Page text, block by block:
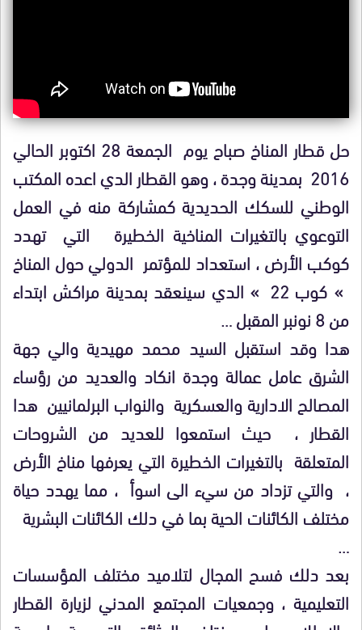
حل قطار المناخ صباح يوم الجمعة 28 اكتوبر الحالي
2016 بمدينة وجدة ، وهو القطار الدي اعده المكتب
الوطني للسكك الحديدية كمشاركة منه في العمل
التوعوي بالتغيرات المناخية الخطيرة التي تهدد
كوكب الأرض ، استعداد للمؤتمر الدولي حول المناخ
» كوب 22 » الدي سينعقد بمدينة مراكش ابتداء
من 8 نونبر المقبل …
هدا وقد استقبل السيد محمد مهيدية والي جهة
الشرق عامل عمالة وجدة انكاد والعديد من رؤساء
المصالح الادارية والعسكرية والنواب البرلمانيين هدا
القطار ، حيث استمعوا للعديد من الشروحات
المتعلقة بالتغيرات الخطيرة التي يعرفها مناخ الأرض
، والتي تزداد من سيء الى اسوأ ، مما يهدد حياة
مختلف الكائنات الحية بما في دلك الكائنات البشرية
…
بعد دلك فسح المجال لتلاميد مختلف المؤسسات
التعليمية ، وجمعيات المجتمع المدني لزيارة القطار